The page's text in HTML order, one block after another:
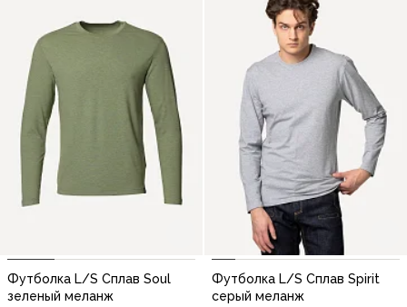
Футболка L/S Сплав Soul
зеленый меланж
Футболка L/S Сплав Spirit
серый меланж